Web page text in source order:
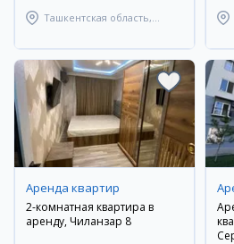
Ташкентская область,
Аренда квартир
2-комнатная квартира в
аренду, Чиланзар 8